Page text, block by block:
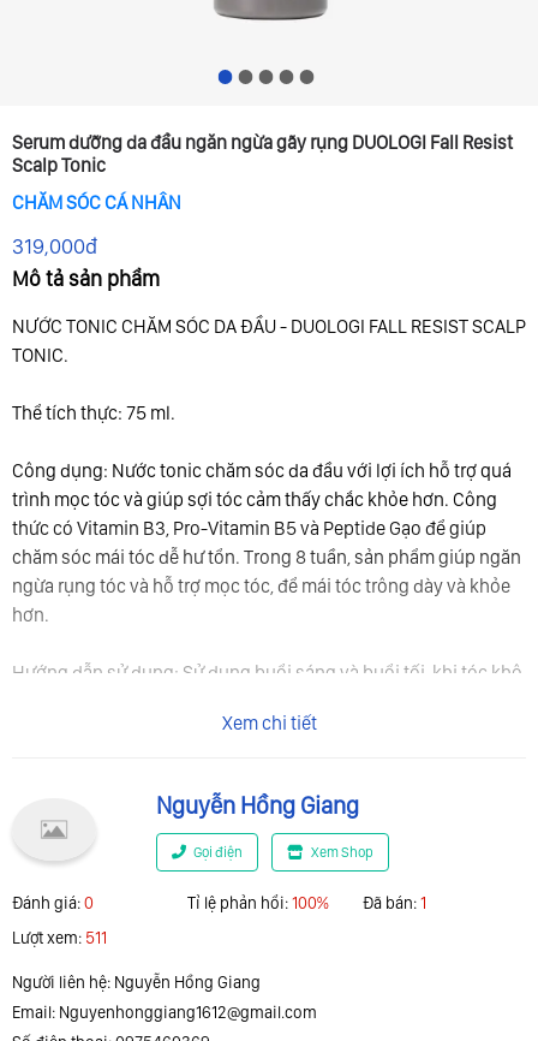
1 2 3 4 5
Serum dưỡng da đầu ngăn ngừa gãy rụng DUOLOGI Fall Resist
Scalp Tonic
CHĂM SÓC CÁ NHÂN
319,000đ
Mô tả sản phẩm
NƯỚC TONIC CHĂM SÓC DA ĐẦU - DUOLOGI FALL RESIST SCALP
TONIC.
Thể tích thực: 75 ml.
Công dụng: Nước tonic chăm sóc da đầu với lợi ích hỗ trợ quá
trình mọc tóc và giúp sợi tóc cảm thấy chắc khỏe hơn. Công
thức có Vitamin B3, Pro-Vitamin B5 và Peptide Gạo để giúp
chăm sóc mái tóc dễ hư tổn. Trong 8 tuần, sản phẩm giúp ngăn
ngừa rụng tóc và hỗ trợ mọc tóc, để mái tóc trông dày và khỏe
hơn.
Hướng dẫn sử dụng: Sử dụng buổi sáng và buổi tối, khi tóc khô
mát xa da đầu bằng các đầu ngón tay. Không xả lại với nước.
Thành phần: Xem tại "ingredients" trên nhãn gốc.
Bảo quản: Để nơi khô ráo, thoáng mát, nhiệt độ thường. Tránh
ánh nắng trực tiếp. Nên bảo quản dưới 30˚C.
Thông tin cảnh báo: Tránh xa tầm tay trẻ em. Để xa nguồn lửa
Xuất xứ: Ba Lan.
Xem chi tiết
Nguyễn Hồng Giang
Gọi điện Xem Shop
Đánh giá:0 Tỉ lệ phản hổi:100% Đã bán:1
Lượt xem: 511
Người liên hệ: Nguyễn Hồng Giang
Email: Nguyenhonggiang1612@gmail.com